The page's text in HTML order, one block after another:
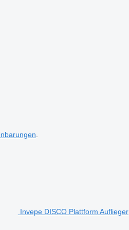
Invepe DISCO Plattform Auflieger